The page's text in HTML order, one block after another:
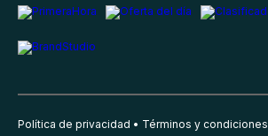
Política de privacidad Términos y condiciones